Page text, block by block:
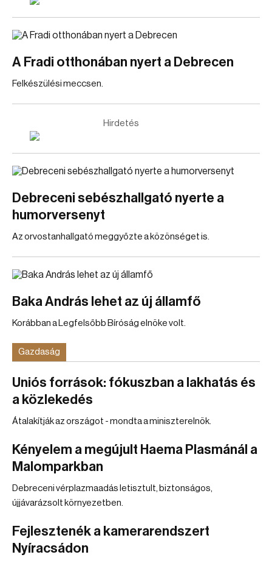
A Fradi otthonában nyert a Debrecen
Felkészülési meccsen.
Hirdetés
Debreceni sebészhallgató nyerte a
humorversenyt
Az orvostanhallgató meggyőzte a közönséget is.
Baka András lehet az új államfő
Korábban a Legfelsőbb Bíróság elnöke volt.
Gazdaság
Uniós források: fókuszban a lakhatás és
a közlekedés
Átalakítják az országot - mondta a miniszterelnök.
Kényelem a megújult Haema Plasmánál a
Malomparkban
Debreceni vérplazmaadás letisztult, biztonságos,
újjávarázsolt környezetben.
Fejlesztenék a kamerarendszert
Nyíracsádon